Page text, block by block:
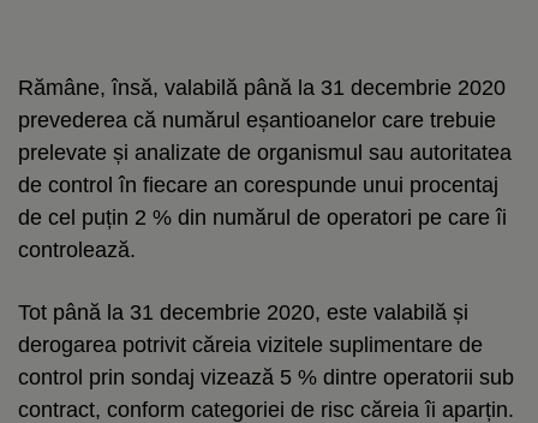
Rămâne, însă, valabilă până la 31 decembrie 2020
prevederea că numărul eșantioanelor care trebuie
prelevate și analizate de organismul sau autoritatea
de control în fiecare an corespunde unui procentaj
de cel puțin 2 % din numărul de operatori pe care îi
controlează.
Tot până la 31 decembrie 2020, este valabilă și
derogarea potrivit căreia vizitele suplimentare de
control prin sondaj vizează 5 % dintre operatorii sub
contract, conform categoriei de risc căreia îi aparțin.